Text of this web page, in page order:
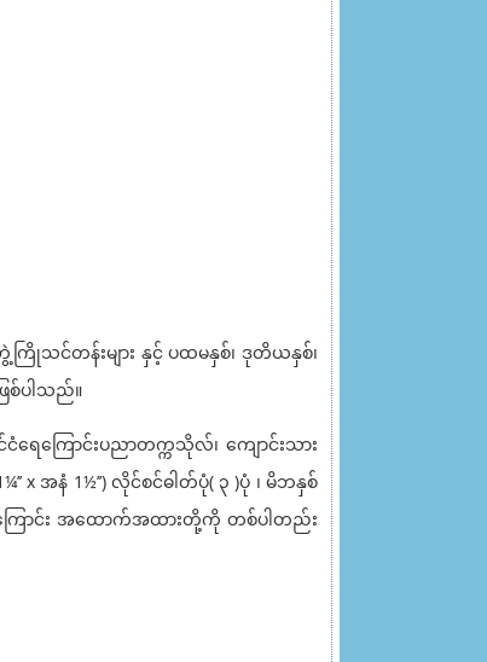
သင်တန်းများ နှင့် ပထမနှစ်၊ ဒုတိယနှစ်၊
စ်ပါသည်။
ေကြောင်းပညာတက္ကသိုလ်၊ ကျောင်းသား
အနံ 1½’’) လိုင်စင်ဓါတ်ပုံ( ၃ )ပုံ ၊ မိဘနှစ်
းကြောင်း အထောက်အထားတို့ကို တစ်ပါတည်း